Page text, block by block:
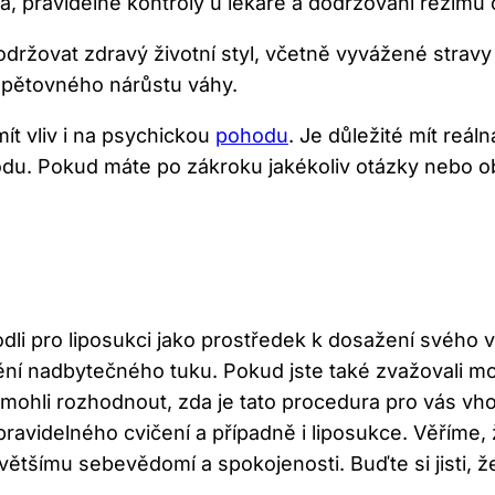
zdravý životní styl, včetně vyvážené
nárůstu váhy.
vliv i na​ psychickou pohodu. Je důležité mít
Pokud máte po zákroku jakékoliv otázky nebo
pro liposukci jako prostředek k dosažení svého
nadbytečného tuku.‌ Pokud jste také zvažovali
rozhodnout, zda je tato procedura pro ⁤vás
cvičení ⁣a případně i liposukce.
sebevědomí ⁤a spokojenosti. Buďte si jisti,